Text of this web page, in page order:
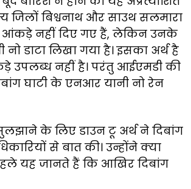
जिलों बिश्वनाथ और साउथ सलमारा
आंकड़े नहीं दिए गए हैं, लेकिन उनके
डाटा लिखा गया है। इसका अर्थ है
उपलब्ध नहीं है। परंतु आईएमडी की
घाटी के एनआर यानी नो रेन
के लिए डाउन टू अर्थ ने दिबांग
से बात की। उन्होंने क्या
यह जानते हैं कि आखिर दिबांग